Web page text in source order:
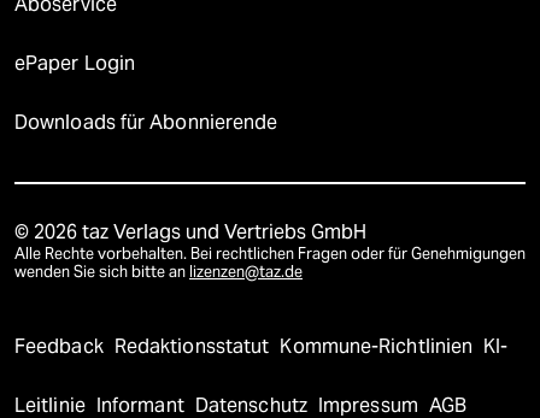
ePaper Login
Downloads für Abonnierende
© 2026 taz Verlags und Vertriebs GmbH
Alle Rechte vorbehalten. Bei rechtlichen Fragen oder für Genehmigungen
wenden Sie sich bitte an lizenzen@taz.de
Feedback Redaktionsstatut Kommune-Richtlinien KI-
Leitlinie Informant Datenschutz Impressum AGB